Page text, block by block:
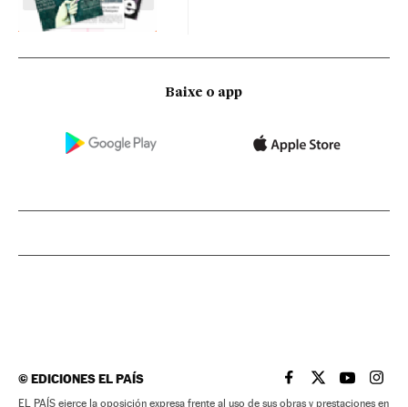
Baixe o app
©EDICIONES EL PAÍS EL PAÍS BRASIL EN
EL PAÍSEL PAÍS
EL
EL PAÍS ejerce la oposición expresa frente al uso de sus obras y prestaciones en